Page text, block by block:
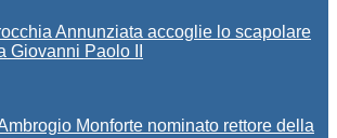
Annunziata accoglie lo scapolare
Giovanni Paolo II
Monforte nominato rettore della